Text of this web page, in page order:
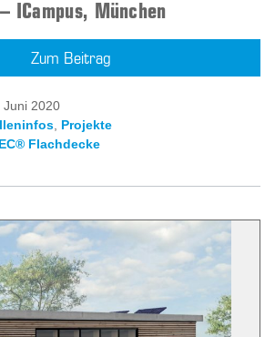
ICampus, München
Zum Beitrag
Juni 2020
, Projekte
Flachdecke